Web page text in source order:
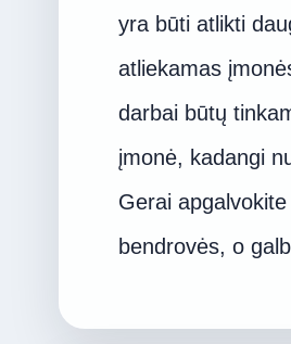
yra būti atlikti
atliekamas
darbai būtų
įmonė, kadangi
Gerai
bendrovės, o